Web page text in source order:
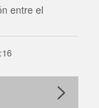
entre el